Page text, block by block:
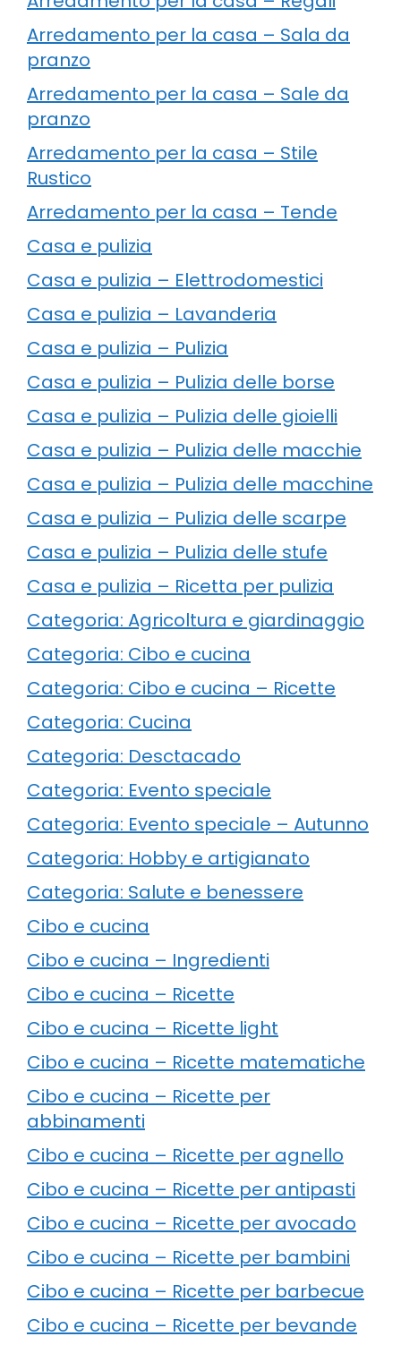
Arredamento per la casa – Sala da
pranzo
Arredamento per la casa – Sale da
pranzo
Arredamento per la casa – Stile
Rustico
Arredamento per la casa – Tende
Casa e pulizia
Casa e pulizia – Elettrodomestici
Casa e pulizia – Lavanderia
Casa e pulizia – Pulizia
Casa e pulizia – Pulizia delle borse
Casa e pulizia – Pulizia delle gioielli
Casa e pulizia – Pulizia delle macchie
Casa e pulizia – Pulizia delle macchine
Casa e pulizia – Pulizia delle scarpe
Casa e pulizia – Pulizia delle stufe
Casa e pulizia – Ricetta per pulizia
Categoria: Agricoltura e giardinaggio
Categoria: Cibo e cucina
Categoria: Cibo e cucina – Ricette
Categoria: Cucina
Categoria: Desctacado
Categoria: Evento speciale
Categoria: Evento speciale – Autunno
Categoria: Hobby e artigianato
Categoria: Salute e benessere
Cibo e cucina
Cibo e cucina – Ingredienti
Cibo e cucina – Ricette
Cibo e cucina – Ricette light
Cibo e cucina – Ricette matematiche
Cibo e cucina – Ricette per
abbinamenti
Cibo e cucina – Ricette per agnello
Cibo e cucina – Ricette per antipasti
Cibo e cucina – Ricette per avocado
Cibo e cucina – Ricette per bambini
Cibo e cucina – Ricette per barbecue
Cibo e cucina – Ricette per bevande